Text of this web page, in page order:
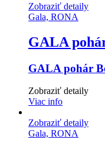
Zobraziť detaily
Gala, RONA
GALA
GALA pohár
Zobraziť detaily
Viac info
Zobraziť detaily
Gala, RONA